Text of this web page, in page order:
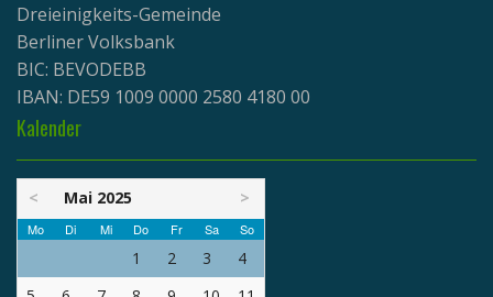
Dreieinigkeits-Gemeinde
Berliner Volksbank
BIC: BEVODEBB
IBAN: DE59 1009 0000 2580 4180 00
Kalender
< Mai 2025 >
Mo Di Mi Do Fr Sa So
1 2 3
4